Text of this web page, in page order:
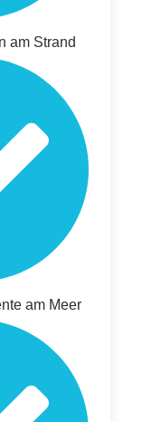
am Strand
am Meer